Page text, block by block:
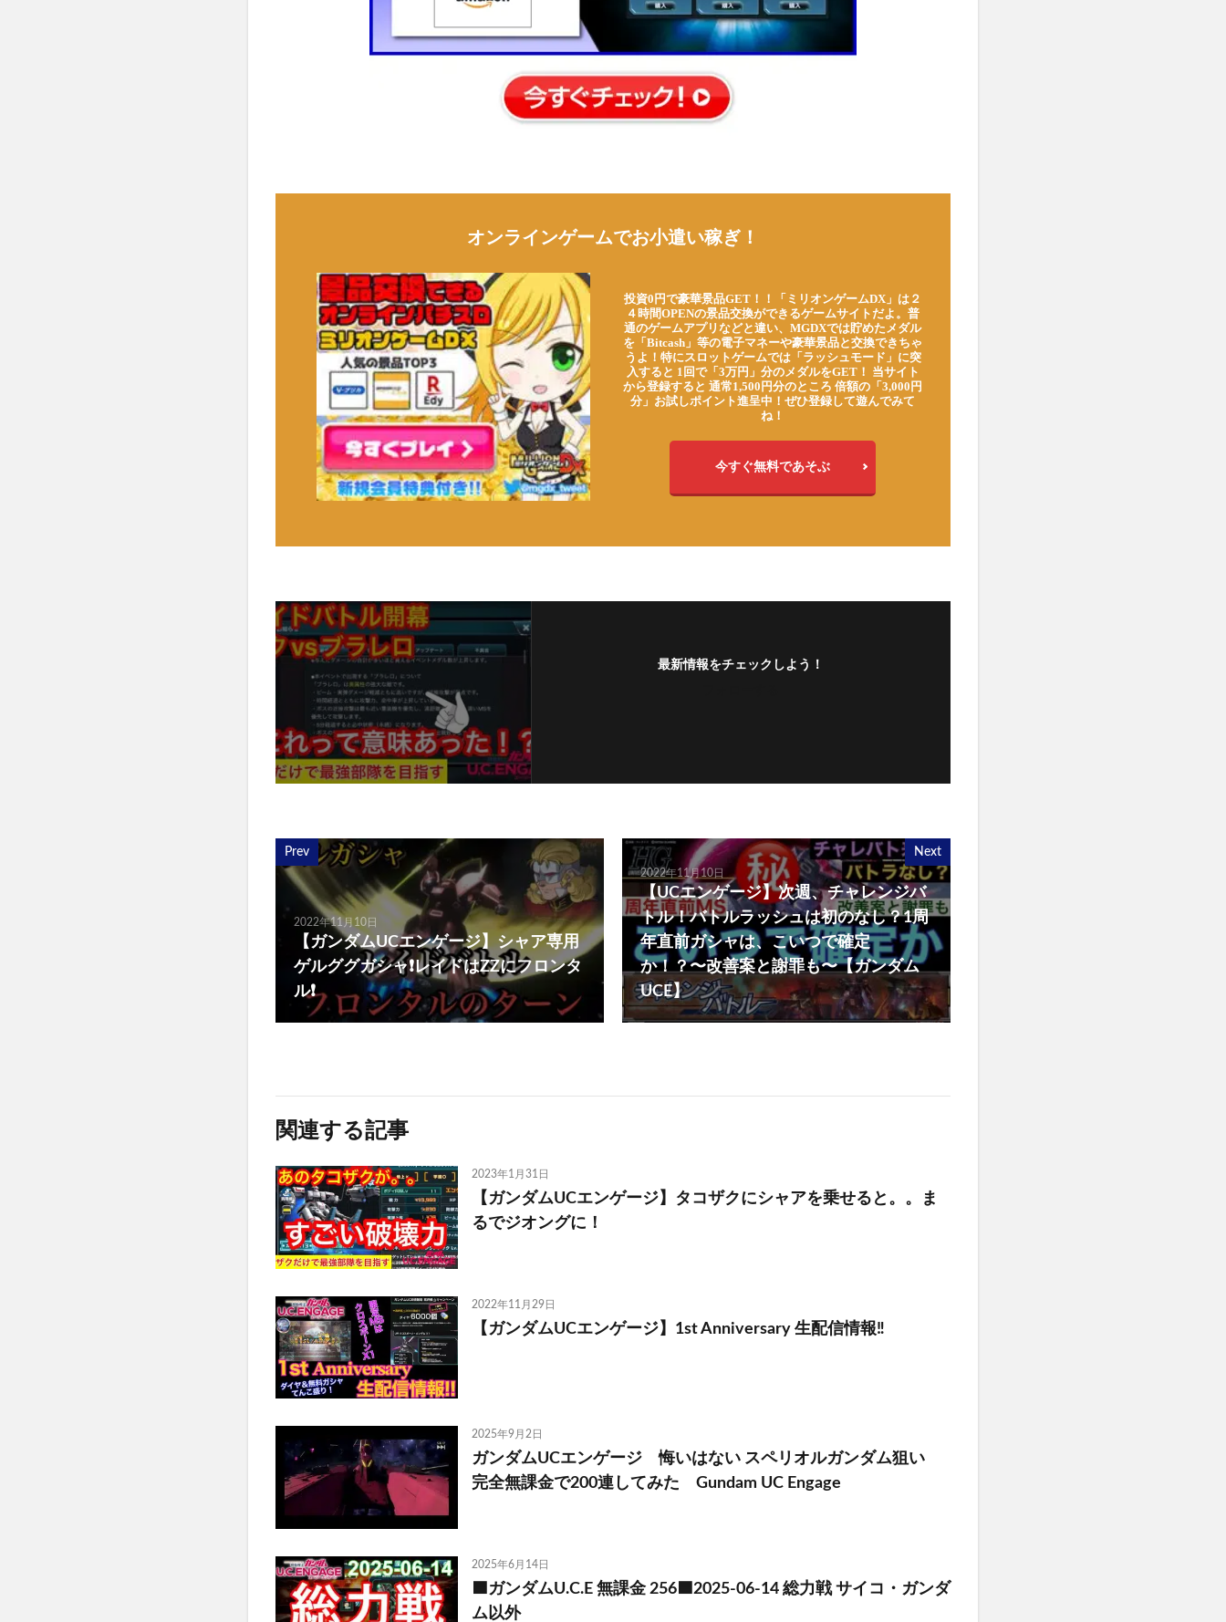
オンラインゲームでお小遣い稼ぎ！
投資0円で豪華景品GET！！「ミリオンゲームDX」は２
４時間OPENの景品交換ができるゲームサイトだよ。普
通のゲームアプリなどと違い、MGDXでは貯めたメダル
を「Bitcash」等の電子マネーや豪華景品と交換できちゃ
うよ！特にスロットゲームでは「ラッシュモード」に突
入すると 1回で「3万円」分のメダルをGET！ 当サイト
から登録すると 通常1,500円分のところ 倍額の「3,000円
分」お試しポイント進呈中！ぜひ登録して遊んでみて
ね！
今すぐ無料であそぶ
最新情報をチェックしよう！
Prev
2022年11月10日
【ガンダムUCエンゲージ】シャア専用
ゲルググガシャ❗️レイドはZZにフロンタ
ル❗️
Next
2022年11月10日
【UCエンゲージ】次週、チャレンジバ
トル！バトルラッシュは初のなし？1周
年直前ガシャは、こいつで確定
か！？〜改善案と謝罪も〜【ガンダム
UCE】
関連する記事
2023年1月31日
【ガンダムUCエンゲージ】タコザクにシャアを乗せると。。ま
るでジオングに！
2022年11月29日
【ガンダムUCエンゲージ】1st Anniversary 生配信情報‼️
2025年9月2日
ガンダムUCエンゲージ 悔いはない スペリオルガンダム狙い
完全無課金で200連してみた Gundam UC Engage
2025年6月14日
🟦ガンダムU.C.E 無課金 256🟦2025-06-14 総力戦 サイコ・ガンダ
ム以外